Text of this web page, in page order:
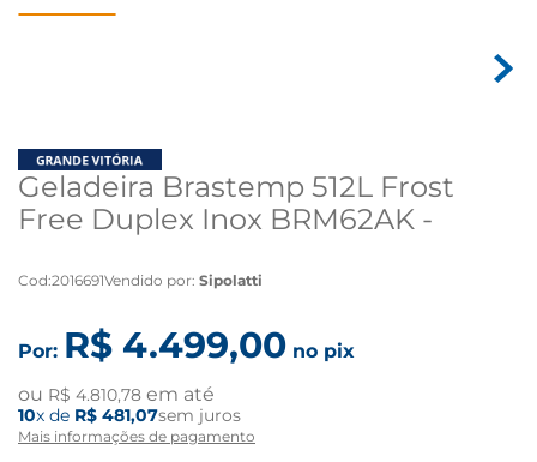
Geladeira Brastemp 512L Frost
Free Duplex Inox BRM62AK -
Cod:2016691Vendido por: Sipolatti
Por: R$ 4.499,00 no pix
ou R$ 4.810,78 em até
10x de R$ 481,07sem juros
Mais informações de pagamento